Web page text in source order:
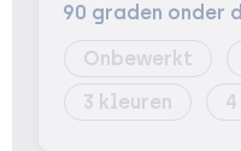
90 graden onder
Onbewerkt
3
4